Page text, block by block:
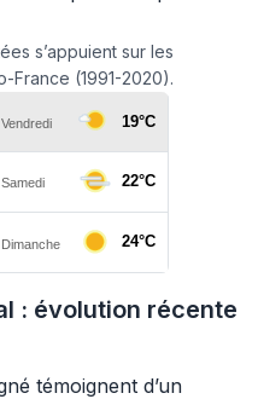
s’appuient sur les
France (1991-2020).
: évolution récente
témoignent d’un